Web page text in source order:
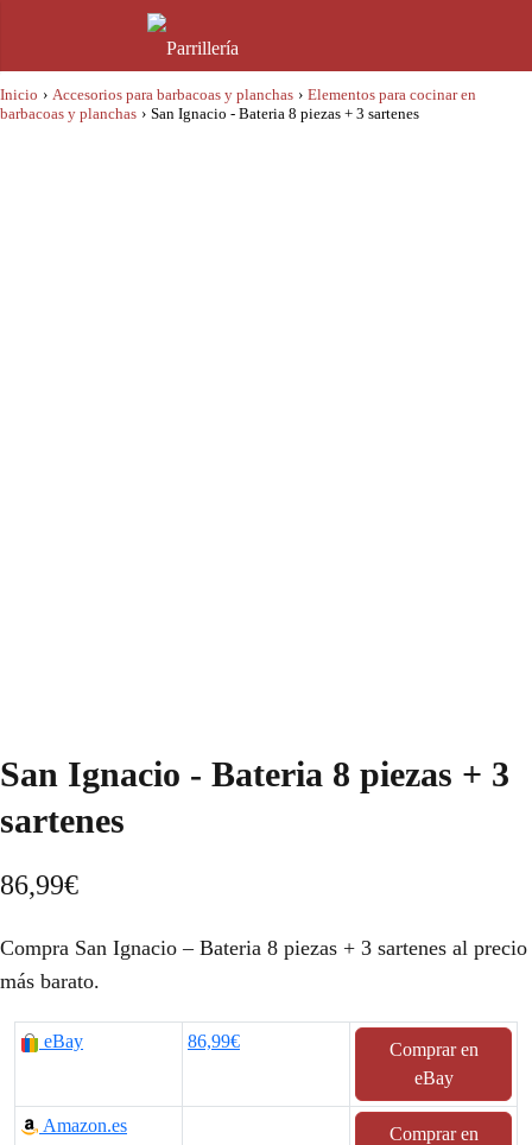
Inicio › Accesorios para barbacoas y planchas › Elementos para cocinar en
barbacoas y planchas › San Ignacio - Bateria 8 piezas + 3 sartenes
San Ignacio - Bateria 8 piezas + 3
sartenes
86,99€
Compra San Ignacio – Bateria 8 piezas + 3 sartenes al precio
más barato.
eBay 86,99€
Comprar en
eBay
Amazon.es
Comprar en